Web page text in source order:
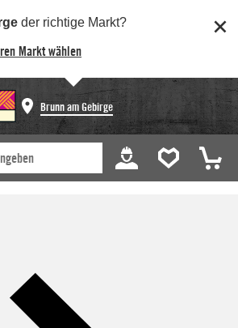
der richtige Markt?
Markt wählen
Brunn am Gebirge